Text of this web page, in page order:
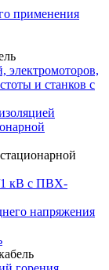
применения
электромоторов,
и станков с
1 кВ с ПВХ-
напряжения